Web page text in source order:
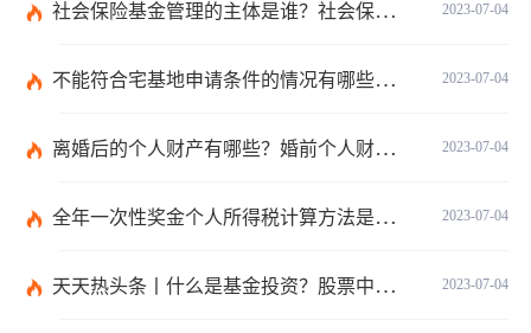
2023-07-04
社会保险基金管理的主体是谁？社会保险基金投资运营的管理有几方面？
2023-07-04
不能符合宅基地申请条件的情况有哪些？申请宅基地需要哪些材料？
2023-07-04
离婚后的个人财产有哪些？婚前个人财产要怎么证明？
2023-07-04
全年一次性奖金个人所得税计算方法是什么？个税专项附加扣除如何界定？
2023-07-04
天天热头条丨什么是基金投资？股票中的价值投资是什么意思？